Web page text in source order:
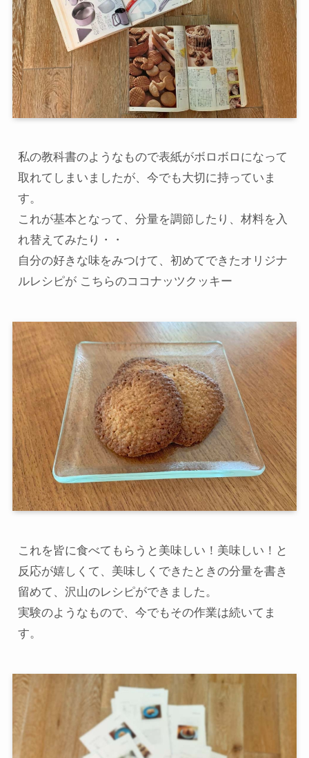
私の教科書のようなもので表紙がボロボロになって
取れてしまいましたが、今でも大切に持っていま
す。
これが基本となって、分量を調節したり、材料を入
れ替えてみたり・・
自分の好きな味をみつけて、初めてできたオリジナ
ルレシピが こちらのココナッツクッキー
これを皆に食べてもらうと美味しい！美味しい！と
反応が嬉しくて、美味しくできたときの分量を書き
留めて、沢山のレシピができました。
実験のようなもので、今でもその作業は続いてま
す。